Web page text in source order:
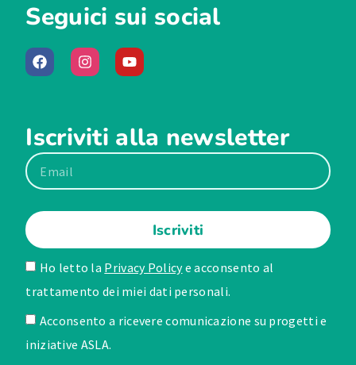
Seguici sui social
Iscriviti alla newsletter
Ho letto la Privacy Policye acconsento al
trattamento dei miei dati personali.
Acconsento a ricevere comunicazione su progetti e
iniziative ASLA.
Iscriviti